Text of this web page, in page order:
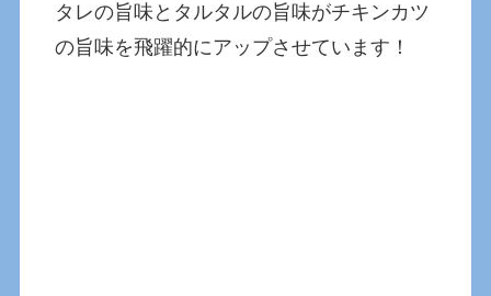
タレの旨味とタルタルの旨味がチキンカツ
の旨味を飛躍的にアップさせています！